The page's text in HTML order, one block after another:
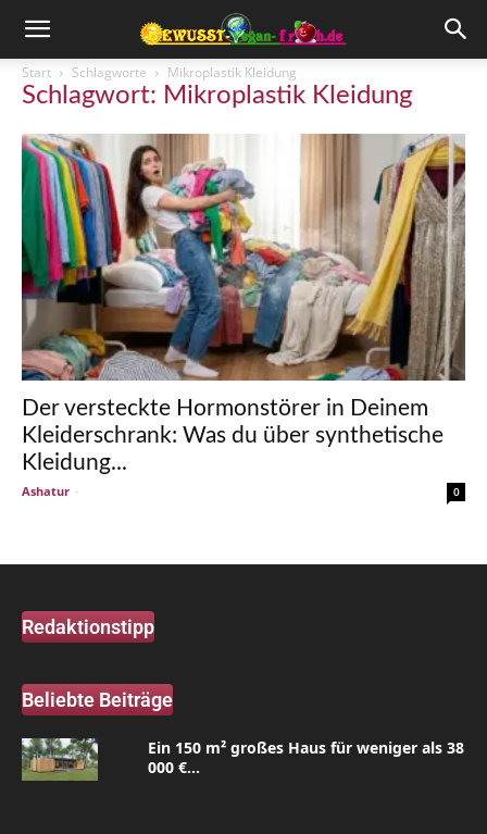
Start Schlagworte Mikroplastik Kleidung
Schlagwort: Mikroplastik Kleidung
Der versteckte Hormonstörer in Deinem
Kleiderschrank: Was du über synthetische
Kleidung...
Ashatur - 0
Redaktionstipp
Beliebte Beiträge
Ein 150 m² großes Haus für weniger als 38
000 €...